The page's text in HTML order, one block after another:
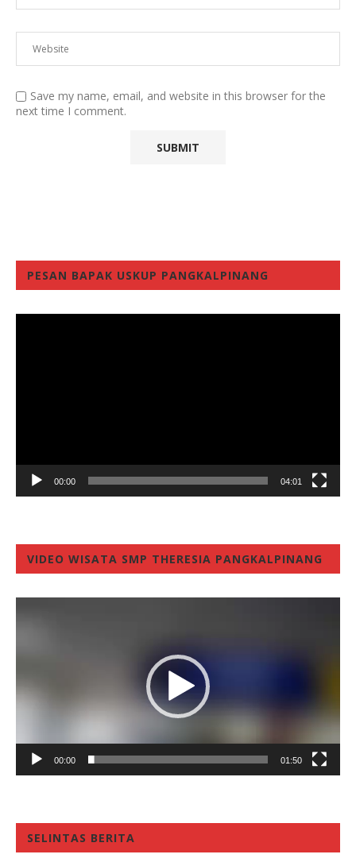
Save my name, email, and website in this browser for the
next time I comment.
PESAN BAPAK USKUP PANGKALPINANG
00:00 04:01
VIDEO WISATA SMP THERESIA PANGKALPINANG
00:00 01:50
SELINTAS BERITA